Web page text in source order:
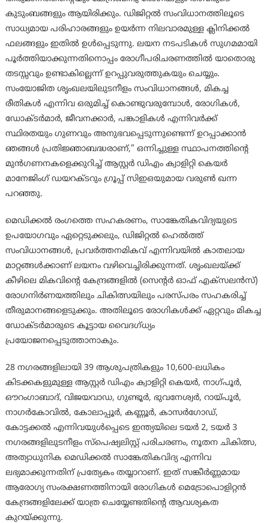
കുടുംബങ്ങളും ആയിരിക്കും. ഡിജിറ്റൽ സംവിധാനത്തിലൂടെ
സാധ്യമായ പരിഹാരങ്ങളും ഉയർന്ന നിലവാരമുള്ള ക്ലിനിക്കൽ
ഫലങ്ങളും ഇതിൽ ഉൾപ്പെടുന്നു. ലയന നടപടികൾ സുഗമമായി
പൂർത്തിയാക്കുന്നതിനൊപ്പം രോഗീപരിചരണത്തിൽ യാതൊരു
തടസ്സവും ഉണ്ടാകില്ലെന്ന് ഉറപ്പുവരുത്തുകയും ചെയ്യും.
സംയോജിത ശൃംഖലയിലുടനീളം സംവിധാനങ്ങൾ, മികച്ച
രീതികൾ എന്നിവ ഒരുമിച്ച് കൊണ്ടുവരുമ്പോൾ, രോഗികൾ,
ഡോക്ടർമാർ, ജീവനക്കാർ, പങ്കാളികൾ എന്നിവർക്ക്
സ്ഥിരതയും ഗുണവും അനുഭവപ്പെടുന്നുണ്ടെന്ന് ഉറപ്പാക്കാൻ
ഞങ്ങൾ പ്രതിജ്ഞാബദ്ധരാണ്,” ഒന്നിച്ചുള്ള സ്ഥാപനത്തിന്റെ
മുൻഗണനകളെക്കുറിച്ച് ആസ്റ്റർ ഡിഎം ക്വാളിറ്റി കെയർ
മാനേജിംഗ് ഡയറക്ടറും ഗ്രൂപ്പ് സിഇഒയുമായ വരുൺ ഖന്ന
പറഞ്ഞു.
മെഡിക്കൽ രംഗത്തെ സഹകരണം, സാങ്കേതികവിദ്യയുടെ
ഉപയോഗവും ഏറ്റെടുക്കലും, ഡിജിറ്റൽ ഹെൽത്ത്
സംവിധാനങ്ങൾ, പ്രവർത്തനമികവ് എന്നിവയിൽ കാതലായ
മാറ്റങ്ങൾക്കാണ് ലയനം വഴിവെച്ചിരിക്കുന്നത്. ശൃംഖലയ്ക്ക്
കീഴിലെ മികവിന്റെ കേന്ദ്രങ്ങളിൽ (സെന്റർ ഓഫ് എക്സലൻസ്)
രോഗനിർണയത്തിലും ചികിത്സയിലും പരസ്പരം സഹകരിച്ച്
തീരുമാനങ്ങളെടുക്കും. അതിലൂടെ രോഗികൾക്ക് ഏറ്റവും മികച്ച
ഡോക്ടർമാരുടെ കൂട്ടായ വൈദഗ്ധ്യം
പ്രയോജനപ്പെടുത്താനാകും.
28 നഗരങ്ങളിലായി 39 ആശുപത്രികളും 10,600-ലധികം
കിടക്കകളുമുള്ള ആസ്റ്റർ ഡിഎം ക്വാളിറ്റി കെയർ, നാഗ്പൂർ,
ഔറംഗാബാദ്, വിജയവാഡ, ഗുണ്ടൂർ, ഭുവനേശ്വർ, റായ്പൂർ,
നാഗർകോവിൽ, കോലാപ്പൂർ, കണ്ണൂർ, കാസർഗോഡ്,
കോട്ടക്കൽ എന്നിവയുൾപ്പെടെ ഇന്ത്യയിലെ ടയർ 2, ടയർ 3
നഗരങ്ങളിലുടനീളം സ്പെഷ്യലിസ്റ്റ് പരിചരണം, നൂതന ചികിത്സ,
അത്യാധുനിക മെഡിക്കൽ സാങ്കേതികവിദ്യ എന്നിവ
ലഭ്യമാക്കുന്നതിന് പ്രത്യേകം തയ്യാറാണ്. ഇത് സങ്കീർണ്ണമായ
ആരോഗ്യ സംരക്ഷണത്തിനായി രോഗികൾ മെട്രോപൊളിറ്റൻ
കേന്ദ്രങ്ങളിലേക്ക് യാത്ര ചെയ്യേണ്ടതിന്റെ ആവശ്യകത
കുറയ്ക്കുന്നു.